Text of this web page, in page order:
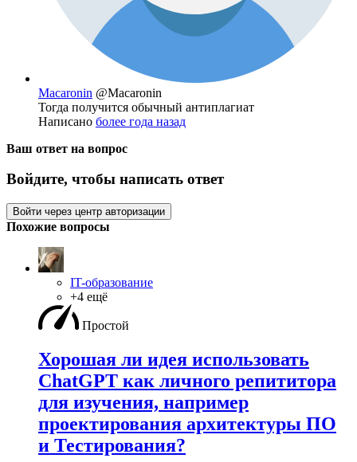
Macaronin @Macaronin
Тогда получится обычный антиплагиат
Написано более года назад
Ваш ответ на вопрос
Войдите, чтобы написать ответ
Войти через центр авторизации
Похожие вопросы
IT-образование
+4 ещё
Простой
Хорошая ли идея использовать
ChatGPT как личного репититора
для изучения, например
проектирования архитектуры ПО
и Тестирования?